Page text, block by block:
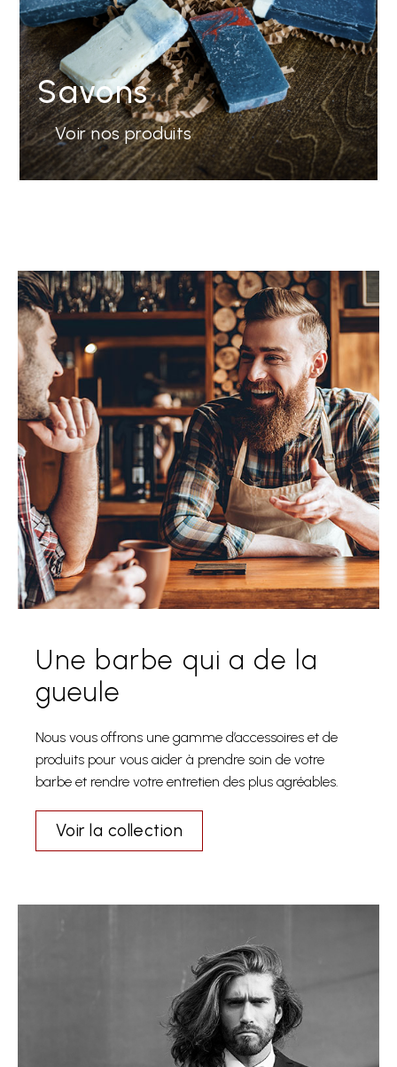
Savons
Voir nos produits
Une barbe qui a de la
gueule
Nous vous offrons une gamme d’accessoires et de
produits pour vous aider à prendre soin de votre
barbe et rendre votre entretien des plus agréables.
Voir la collection